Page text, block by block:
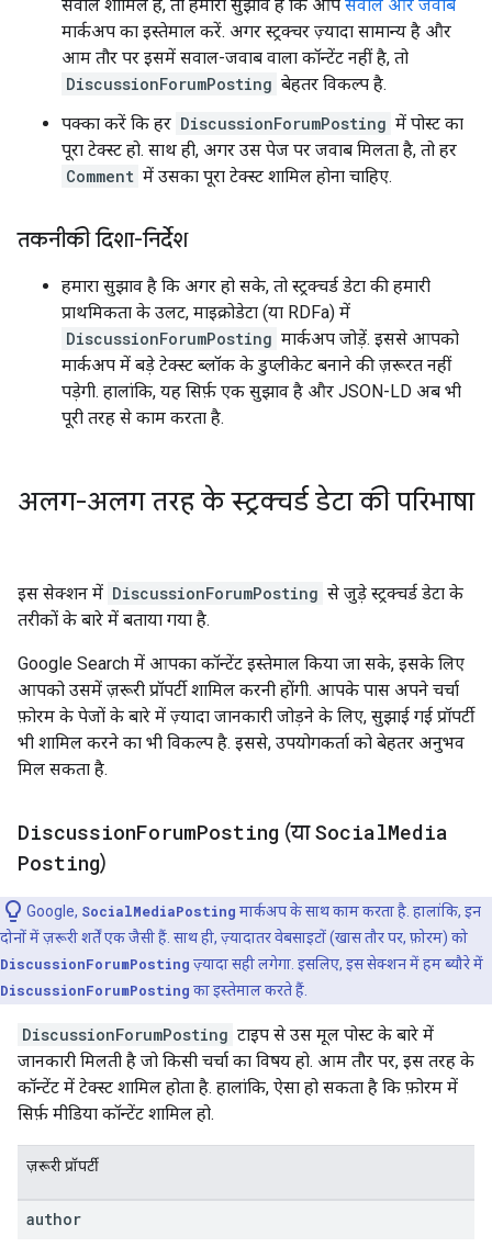
सवाल शामिल हैं, तो हमारा सुझाव है कि आप सवाल और जवाब
मार्कअप का इस्तेमाल करें. अगर स्ट्रक्चर ज़्यादा सामान्य है और
आम तौर पर इसमें सवाल-जवाब वाला कॉन्टेंट नहीं है, तो
DiscussionForumPosting बेहतर विकल्प है.
पक्का करें कि हर DiscussionForumPosting में पोस्ट का
पूरा टेक्स्ट हो. साथ ही, अगर उस पेज पर जवाब मिलता है, तो हर
Comment में उसका पूरा टेक्स्ट शामिल होना चाहिए.
तकनीकी दिशा-निर्देश
हमारा सुझाव है कि अगर हो सके, तो स्ट्रक्चर्ड डेटा की हमारी
प्राथमिकता के उलट, माइक्रोडेटा (या RDFa) में
DiscussionForumPosting मार्कअप जोड़ें. इससे आपको
मार्कअप में बड़े टेक्स्ट ब्लॉक के डुप्लीकेट बनाने की ज़रूरत नहीं
पड़ेगी. हालांकि, यह सिर्फ़ एक सुझाव है और JSON-LD अब भी
पूरी तरह से काम करता है.
अलग-अलग तरह के स्ट्रक्चर्ड डेटा की परिभाषा
इस सेक्शन में DiscussionForumPosting से जुड़े स्ट्रक्चर्ड डेटा के
तरीकों के बारे में बताया गया है.
Google Search में आपका कॉन्टेंट इस्तेमाल किया जा सके, इसके लिए
आपको उसमें ज़रूरी प्रॉपर्टी शामिल करनी होंगी. आपके पास अपने चर्चा
फ़ोरम के पेजों के बारे में ज़्यादा जानकारी जोड़ने के लिए, सुझाई गई प्रॉपर्टी
भी शामिल करने का भी विकल्प है. इससे, उपयोगकर्ता को बेहतर अनुभव
मिल सकता है.
DiscussionForumPosting (याSocialMedia
Posting)
Google, SocialMediaPosting मार्कअप के साथ काम करता है. हालांकि, इन
दोनों में ज़रूरी शर्तें एक जैसी हैं. साथ ही, ज़्यादातर वेबसाइटों (खास तौर पर, फ़ोरम) को
DiscussionForumPosting ज़्यादा सही लगेगा. इसलिए, इस सेक्शन में हम ब्यौरे में
DiscussionForumPosting का इस्तेमाल करते हैं.
DiscussionForumPosting टाइप से उस मूल पोस्ट के बारे में
जानकारी मिलती है जो किसी चर्चा का विषय हो. आम तौर पर, इस तरह के
कॉन्टेंट में टेक्स्ट शामिल होता है. हालांकि, ऐसा हो सकता है कि फ़ोरम में
सिर्फ़ मीडिया कॉन्टेंट शामिल हो.
ज़रूरी प्रॉपर्टी
author